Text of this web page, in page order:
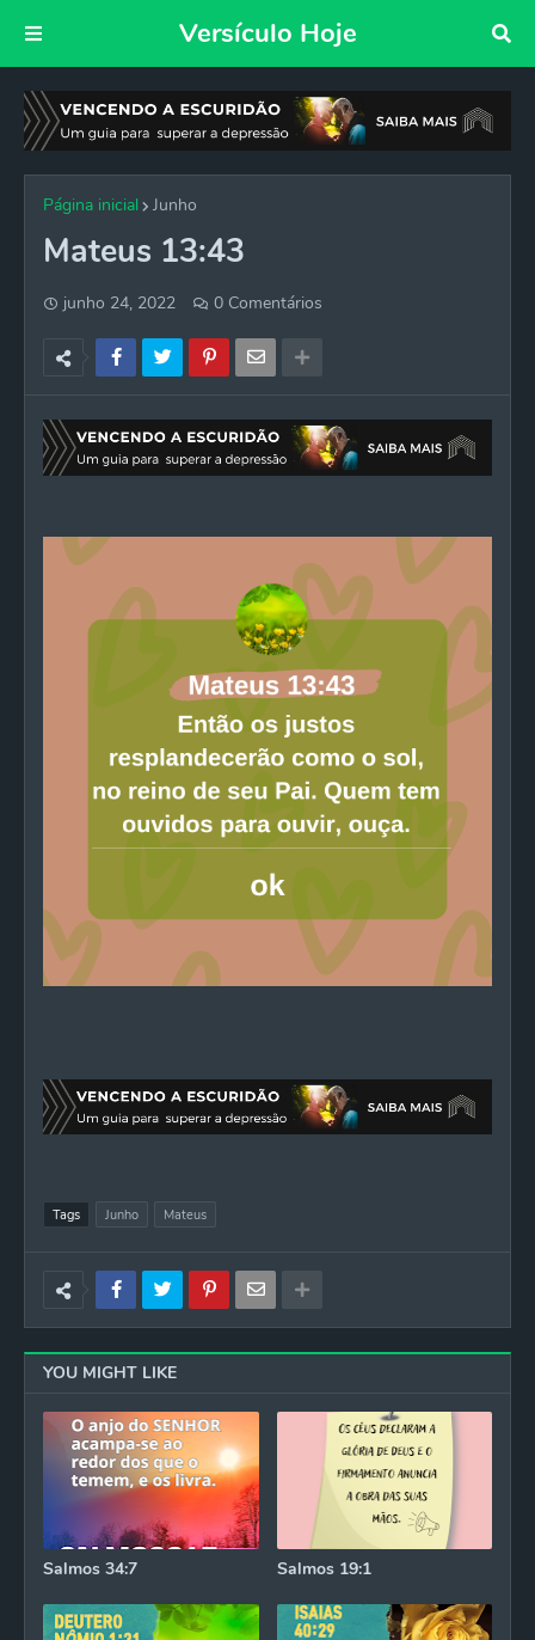
Versículo Hoje
Página inicial Junho
Mateus 13:43
junho 24, 2022 0 Comentários
Tags Junho Mateus
YOU MIGHT LIKE
Salmos 34:7 Salmos 19:1